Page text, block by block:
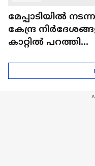
മേപ്പാടിയിൽ
കേന്ദ്ര
കാറ്റിൽ പറത്തി
Wayanad